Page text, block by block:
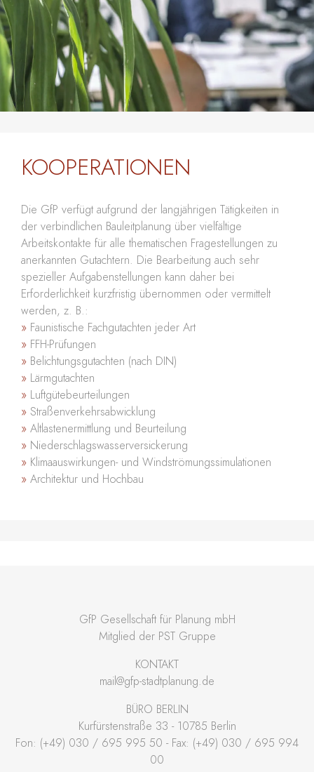
KOOPERATIONEN
Die GfP verfügt aufgrund der langjährigen Tätigkeiten in
der verbindlichen Bauleitplanung über vielfältige
Arbeitskontakte für alle thematischen Fragestellungen zu
anerkannten Gutachtern. Die Bearbeitung auch sehr
spezieller Aufgabenstellungen kann daher bei
Erforderlichkeit kurzfristig übernommen oder vermittelt
werden, z. B.:
Faunistische Fachgutachten jeder Art
FFH-Prüfungen
Belichtungsgutachten (nach DIN)
Lärmgutachten
Luftgütebeurteilungen
Straßenverkehrsabwicklung
Altlastenermittlung und Beurteilung
Niederschlagswasserversickerung
Klimaauswirkungen- und Windströmungssimulationen
Architektur und Hochbau
GfP Gesellschaft für Planung mbH
Mitglied der PST Gruppe
KONTAKT
mail@gfp-stadtplanung.de
BÜRO BERLIN
Kurfürstenstraße 33 - 10785 Berlin
Fon: (+49) 030 / 695 995 50 - Fax: (+49) 030 / 695 994
00